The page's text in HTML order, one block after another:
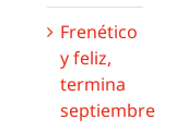
Frenético
y feliz,
termina
septiembre